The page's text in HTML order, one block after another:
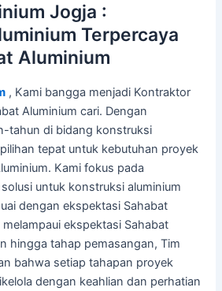
Jogja :
Terpercaya
Aluminium
, Kami bangga menjadi Kontraktor
Aluminium cari. Dengan
tahun di bidang konstruksi
tepat untuk kebutuhan proyek
Kami fokus pada
untuk konstruksi aluminium
dengan ekspektasi Sahabat
ekspektasi Sahabat
hingga tahap pemasangan, Tim
bahwa setiap tahapan proyek
dengan keahlian dan perhatian